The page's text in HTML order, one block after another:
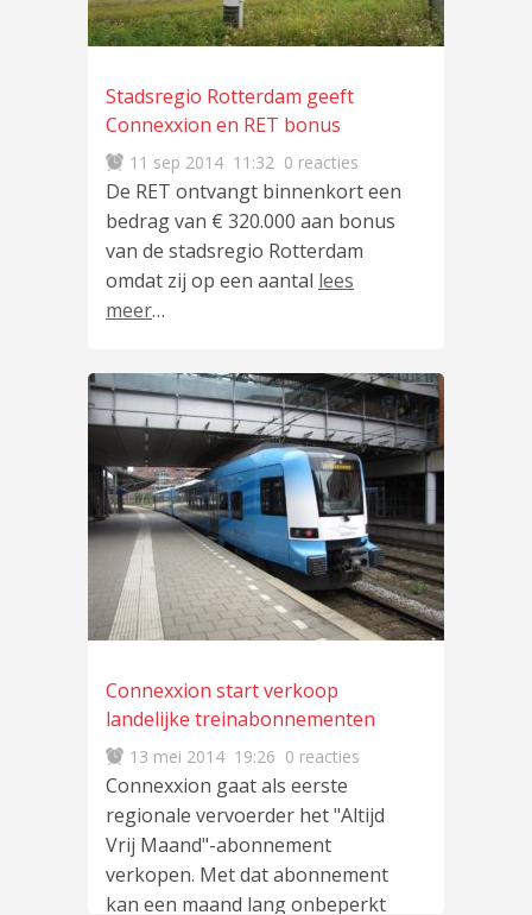
Stadsregio Rotterdam geeft
Connexxion en RET bonus
11 sep 2014 11:32 0 reacties
De RET ontvangt binnenkort een
bedrag van € 320.000 aan bonus
van de stadsregio Rotterdam
omdat zij op een aantal lees
meer…
Connexxion start verkoop
landelijke treinabonnementen
13 mei 2014 19:26 0 reacties
Connexxion gaat als eerste
regionale vervoerder het "Altijd
Vrij Maand"-abonnement
verkopen. Met dat abonnement
kan een maand lang onbeperkt